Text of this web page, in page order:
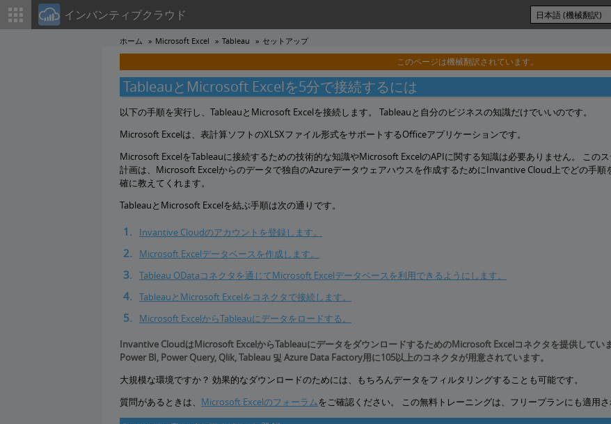
インバンティブクラウド
ホーム Microsoft Excel Tableau セットアップ
このページは機械翻訳されています。
TableauとMicrosoft Excelを5分で接続するには
以下の手順を実行し、TableauとMicrosoft Excelを接続します。 Tableauと自分のビジネスの知識だけでいいのです。
Microsoft Excelは、表計算ソフトのXLSXファイル形式をサポートするOfficeアプリケーションです。
Microsoft ExcelをTableauに接続するための技術的な知識やMicrosoft ExcelのAPIに関する知識は必要ありません。 この
計画は、Microsoft Excelからのデータで独自のAzureデータウェアハウスを作成するためにInvantive Cloud上でどの手順
確に教えてくれます。
TableauとMicrosoft Excelを結ぶ手順は次の通りです。
Invantive Cloudのアカウントを登録します。
Microsoft Excelデータベースを作成します。
Tableau ODataコネクタを通じてMicrosoft Excelデータベースを利用できるようにします。
TableauとMicrosoft Excelをコネクタで接続します。
Microsoft ExcelからTableauにデータをロードする。
Invantive CloudはMicrosoft ExcelからTableauにデータをダウンロードするためのMicrosoft Excelコネクタを提供していま
Power BI, Power Query, Qlik, Tableau 및 Azure Data Factory用に105以上のコネクタが用意されています。
大規模な環境ですか？ 効果的なダウンロードのためには、もちろんデータをフィルタリングすることも可能です。
質問があるときは、 Microsoft Excelのフォーラムをご確認ください。 この無料トレーニングは、フリープランにも適用さ